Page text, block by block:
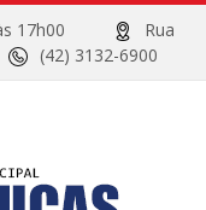
às 17h00
Rua
(42) 3132-6900